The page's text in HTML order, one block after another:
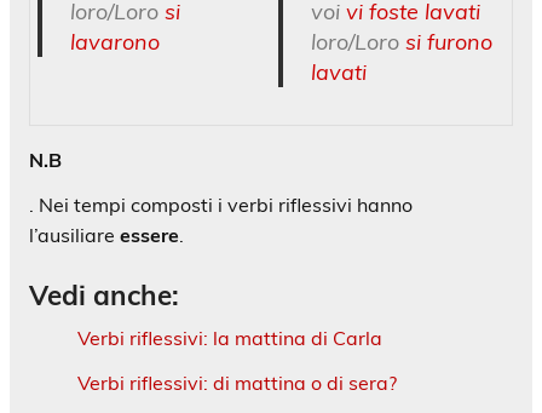
loro/Loro si
lavarono
voi vi foste lavati
loro/Loro si furono
lavati
N.B
. Nei tempi composti i verbi riflessivi hanno
l’ausiliare essere
Vedi anche:
Verbi riflessivi: la mattina di Carla
Verbi riflessivi: di mattina o di sera?